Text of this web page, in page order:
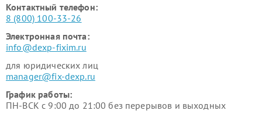
Контактный телефон:
8 (800) 100-33-26
Электронная почта:
info@dexp-fixim.ru
для юридических лиц
manager@fix-dexp.ru
График работы:
ПН-ВСК с 9:00 до 21:00 без перерывов и выходных